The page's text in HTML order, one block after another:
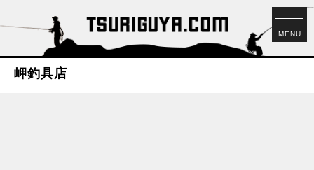
MENU
岬釣具店